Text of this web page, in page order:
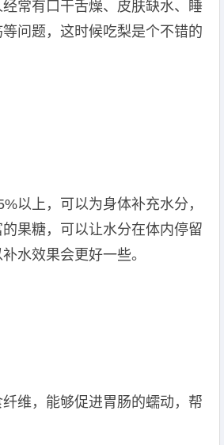
常有口干舌燥、皮肤缺水、睡
问题，这时候吃梨是个不错的
以上，可以为身体补充水分，
果糖，可以让水分在体内停留
水效果会更好一些。
维，能够促进胃肠的蠕动，帮